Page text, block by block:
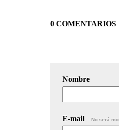
0 COMENTARIOS
Nombre
E-mail No será